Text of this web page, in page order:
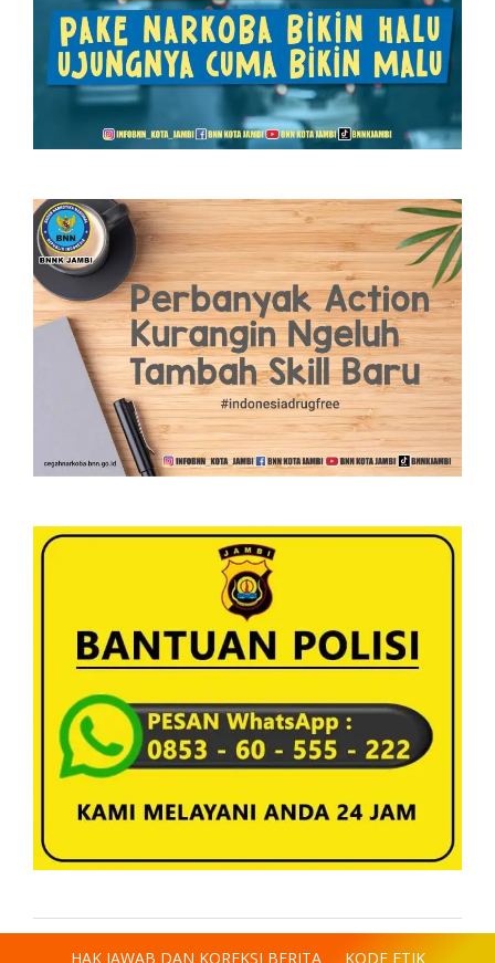
HAK JAWAB DAN KOREKSI BERITA KODE ETIK